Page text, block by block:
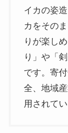
イカの姿
カをその
りが楽し
り」や「
です。寄
全、地域
用されてい